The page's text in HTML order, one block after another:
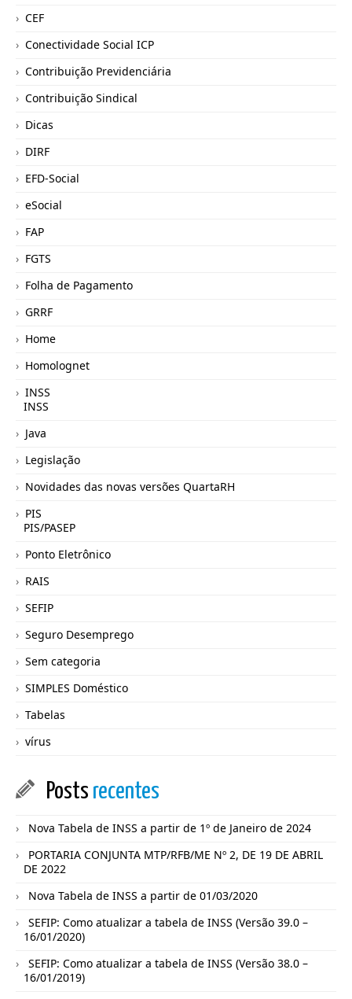
CEF
Conectividade Social ICP
Contribuição Previdenciária
Contribuição Sindical
Dicas
DIRF
EFD-Social
eSocial
FAP
FGTS
Folha de Pagamento
GRRF
Home
Homolognet
INSS
INSS
Java
Legislação
Novidades das novas versões QuartaRH
PIS
PIS/PASEP
Ponto Eletrônico
RAIS
SEFIP
Seguro Desemprego
Sem categoria
SIMPLES Doméstico
Tabelas
vírus
Posts recentes
Nova Tabela de INSS a partir de 1º de Janeiro de 2024
PORTARIA CONJUNTA MTP/RFB/ME Nº 2, DE 19 DE ABRIL
DE 2022
Nova Tabela de INSS a partir de 01/03/2020
SEFIP: Como atualizar a tabela de INSS (Versão 39.0 –
16/01/2020)
SEFIP: Como atualizar a tabela de INSS (Versão 38.0 –
16/01/2019)